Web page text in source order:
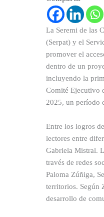
La Seremi de las
(Serpat) y el
promover el
dentro de un
incluyendo la
Comité Ejecutivo
2025, un período
Entre los logros
lectores entre
Gabriela Mistral.
través de redes
Paloma Zúñiga,
territorios. Según
desarrollo de